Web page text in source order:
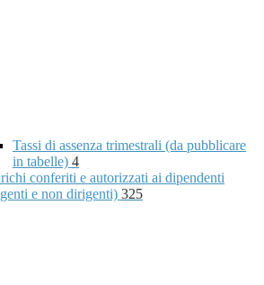
Tassi di assenza trimestrali (da pubblicare
in tabelle) 4
conferiti e autorizzati ai dipendenti
e non dirigenti) 325